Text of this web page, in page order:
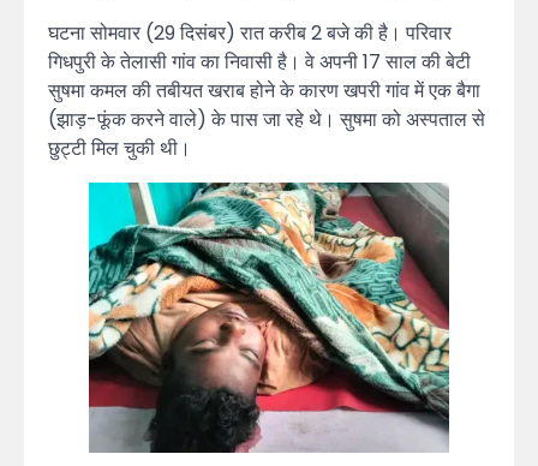
घटना सोमवार (29 दिसंबर) रात करीब 2 बजे की है। परिवार
गिधपुरी के तेलासी गांव का निवासी है। वे अपनी 17 साल की बेटी
सुषमा कमल की तबीयत खराब होने के कारण खपरी गांव में एक बैगा
(झाड़-फूंक करने वाले) के पास जा रहे थे। सुषमा को अस्पताल से
छुट्टी मिल चुकी थी।